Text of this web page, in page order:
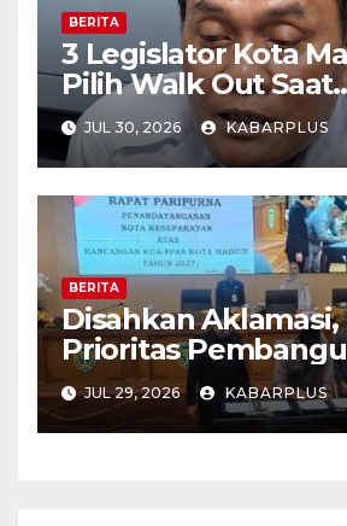
BERITA
3 Legislator Kota
Pilih Walk Out Saat
Paripurna
JUL 30, 2026 KABARPLUS
BERITA
Disahkan Aklamasi,
Prioritas
Madiun dalam KUA-
APBD 2027
JUL 29, 2026 KABARPLUS